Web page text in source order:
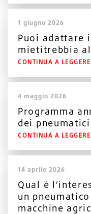
1 giugno 2026
Puoi adattare
mietitrebbia
CONTINUA A LEGGERE
4 maggio 2026
Programma
dei
CONTINUA A LEGGERE
14 aprile 2026
Qual è
un
macchine